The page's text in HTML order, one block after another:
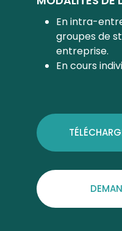
En intra-
groupes de
entreprise.
En cours